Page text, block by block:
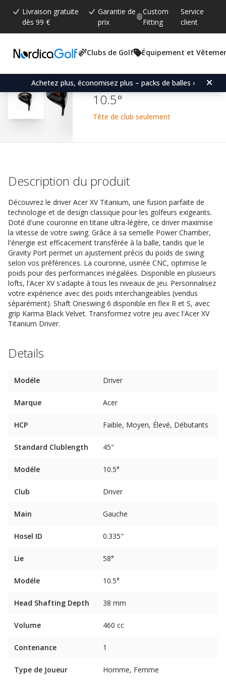
Livraison gratuite
dès 99 €
Garantie de
prix
Custom
Fitting
Service
client
Clubs de Golf Équipement et
Achetez plus, économisez plus – packs de balles ›
Note moyenne:
4.6 (votes:
13)
Acer XV Titanium -
10.5°
Tête de club seulement
Description du produit
Découvrez le driver Acer XV Titanium, une fusion parfaite de
technologie et de design classique pour les golfeurs exigeants.
Doté d'une couronne en titane ultra-légère, ce driver maximise
la vitesse de votre swing. Grâce à sa semelle Power Chamber,
l'énergie est efficacement transférée à la balle, tandis que le
Gravity Port permet un ajustement précis du poids de swing
selon vos préférences. La couronne, usinée CNC, optimise le
poids pour des performances inégalées. Disponible en plusieurs
lofts, l'Acer XV s'adapte à tous les niveaux de jeu. Personnalisez
votre expérience avec des poids interchangeables (vendus
séparément). Shaft Oneswing 6 disponible en flex R et S, avec
grip Karma Black Velvet. Transformez votre jeu avec l'Acer XV
Titanium Driver.
Details
Modéle Driver
Marque Acer
HCP Faible, Moyen, Élevé, Débutants
Standard Clublength 45"
Modéle 10.5°
Club Driver
Main Gauche
Hosel ID 0.335"
Lie 58°
Modéle 10.5°
Head Shafting Depth 38 mm
Volume 460 cc
Contenance 1
Type de Joueur Homme, Femme